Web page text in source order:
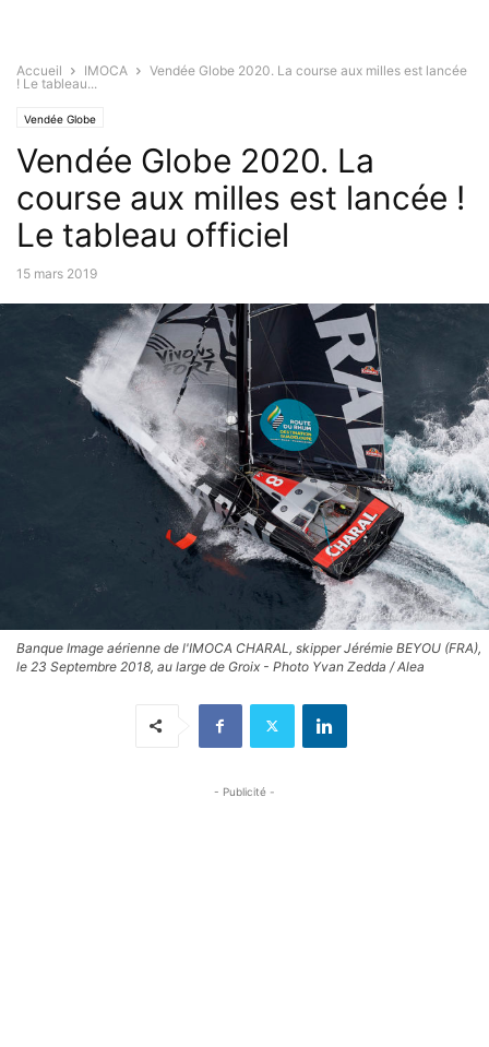
Accueil IMOCA
Vendée Globe 2020. La course aux milles est lancée
! Le tableau...
Vendée Globe
Vendée Globe 2020. La
course aux milles est lancée !
Le tableau officiel
15 mars 2019
Banque Image aérienne de l'IMOCA CHARAL, skipper Jérémie BEYOU (FRA),
le 23 Septembre 2018, au large de Groix - Photo Yvan Zedda / Alea
- Publicité -